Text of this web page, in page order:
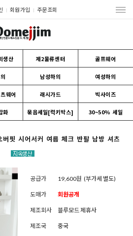
회원가입 주문조회
생산 제2물류센터 골프웨어
남성하의 여성하의
웨어 래시가드 빅사이즈
화 묶음세일[럭키박스] 30~50% 세일
핏 시어서커 여름 체크 반팔 남방 셔츠
공급가 19,600원 (부가세 별도)
도매가 회원공개
제조회사 블루모드 제휴사
제조국 중국